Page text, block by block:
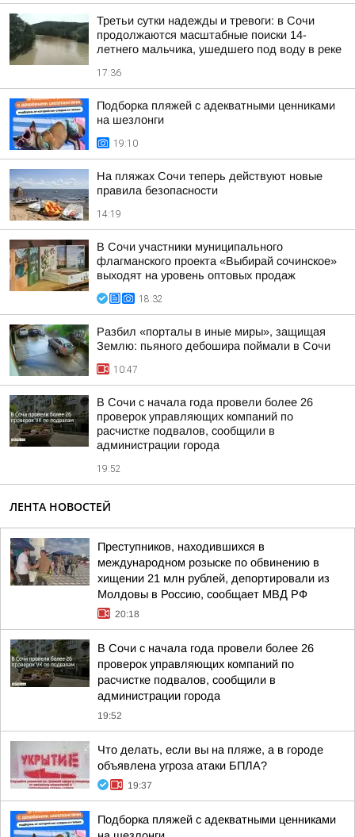
Третьи сутки надежды и тревоги: в Сочи
продолжаются масштабные поиски 14-
летнего мальчика, ушедшего под воду в реке
17:36
Подборка пляжей с адекватными ценниками
на шезлонги
19:10
На пляжах Сочи теперь действуют новые
правила безопасности
14:19
В Сочи участники муниципального
флагманского проекта «Выбирай сочинское»
выходят на уровень оптовых продаж
18:32
Разбил «порталы в иные миры», защищая
Землю: пьяного дебошира поймали в Сочи
10:47
В Сочи с начала года провели более 26
проверок управляющих компаний по
расчистке подвалов, сообщили в
администрации города
19:52
ЛЕНТА НОВОСТЕЙ
Преступников, находившихся в
международном розыске по обвинению в
хищении 21 млн рублей, депортировали из
Молдовы в Россию, сообщает МВД РФ
20:18
В Сочи с начала года провели более 26
проверок управляющих компаний по
расчистке подвалов, сообщили в
администрации города
19:52
Что делать, если вы на пляже, а в городе
объявлена угроза атаки БПЛА?
19:37
Подборка пляжей с адекватными ценниками